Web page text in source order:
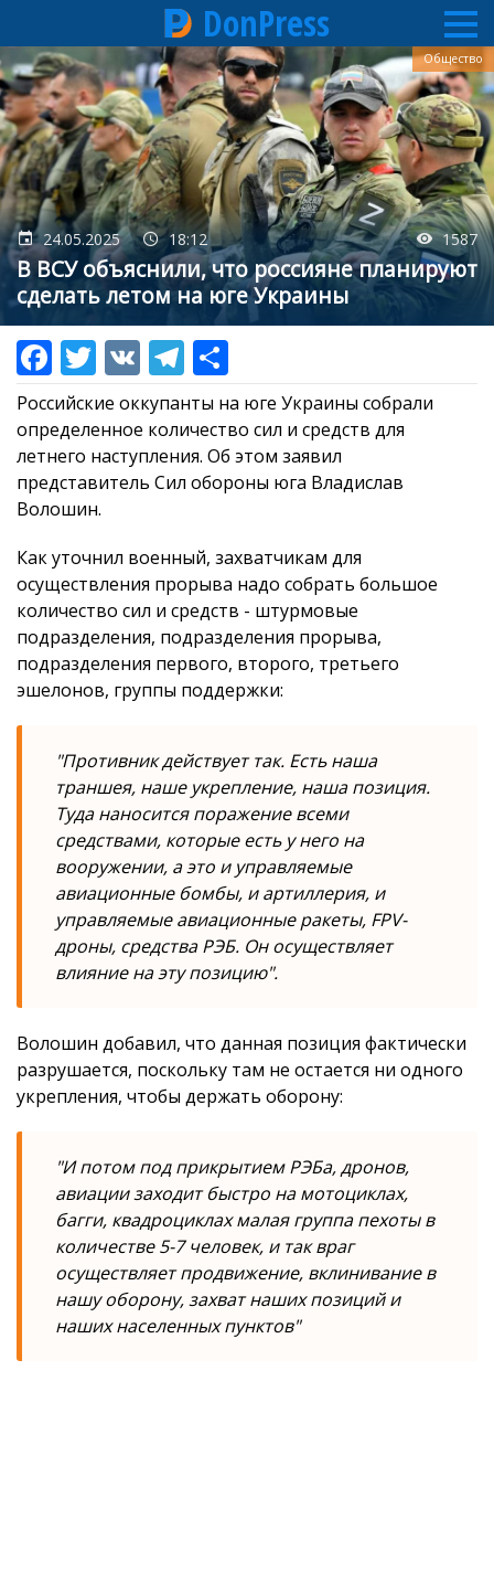
Перейти
к
основному
содержанию
DonPress
24.05.2025 18:12 1587
В ВСУ объяснили, что россияне планируют
сделать летом на юге Украины
Общество
Российские оккупанты на юге Украины собрали
определенное количество сил и средств для
летнего наступления. Об этом заявил
представитель Сил обороны юга Владислав
Волошин.
Как уточнил военный, захватчикам для
осуществления прорыва надо собрать большое
количество сил и средств - штурмовые
подразделения, подразделения прорыва,
подразделения первого, второго, третьего
эшелонов, группы поддержки:
"Противник действует так. Есть наша
траншея, наше укрепление, наша позиция.
Туда наносится поражение всеми
средствами, которые есть у него на
вооружении, а это и управляемые
авиационные бомбы, и артиллерия, и
управляемые авиационные ракеты, FPV-
дроны, средства РЭБ. Он осуществляет
влияние на эту позицию".
Волошин добавил, что данная позиция фактически
разрушается, поскольку там не остается ни одного
укрепления, чтобы держать оборону:
"И потом под прикрытием РЭБа, дронов,
авиации заходит быстро на мотоциклах,
багги, квадроциклах малая группа пехоты в
количестве 5-7 человек, и так враг
осуществляет продвижение, вклинивание в
нашу оборону, захват наших позиций и
наших населенных пунктов"